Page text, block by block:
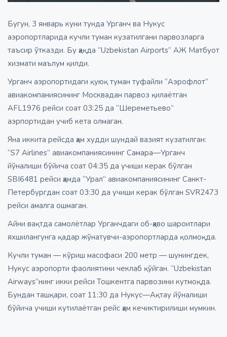
Бугун, 3 январь куни тунда Урганч ва Нукус
аэропортларида кучли туман кузатилгани парвозларга
таъсир ўтказди. Бу ҳақда “Uzbekistan Airports” АЖ Матбуот
хизмати маълум қилди.
Урганч аэропортидаги қуюқ туман туфайли “Аэрофлот”
авиакомпаниясининг Москвадан парвоз қилаётган
AFL1976 рейси соат 03:25 да “Шереметьево”
аэрпортидан учиб кета олмаган.
Яна иккита рейсда ҳам худди шундай вазият кузатилган:
“S7 Airlines” авиакомпаниясининг Самара—Урганч
йўналиши бўйича соат 04:35 да учиши керак бўлган
SBI6481 рейси ҳамда “Урал” авиакомпаниясининг Санкт-
Петербургдан соат 03:30 да учиши керак бўлган SVR2473
рейси амалга ошмаган.
Айни вақтда самолётлар Урганчдаги об-ҳаво шароитлари
яхшилангунга қадар жўнатувчи-аэропортларда қолмоқда.
Кучли туман — кўриш масофаси 200 метр — шунингдек,
Нукус аэропорти фаолиятини чеклаб қўйган. “Uzbekistan
Airways”нинг икки рейси Тошкентга парвозини кутмоқда.
Бундан ташқари, соат 11:30 да Нукус—Ақтау йўналиши
бўйича учиши кутилаётган рейс ҳам кечиктирилиши мумкин.